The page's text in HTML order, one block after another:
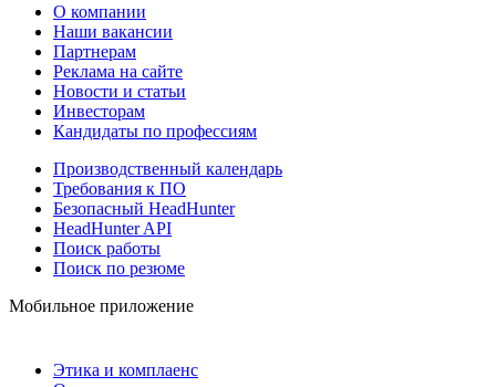
О компании
Наши вакансии
Партнерам
Реклама на сайте
Новости и статьи
Инвесторам
Кандидаты по профессиям
Производственный календарь
Требования к ПО
Безопасный HeadHunter
HeadHunter API
Поиск работы
Поиск по резюме
Мобильное приложение
Этика и комплаенс